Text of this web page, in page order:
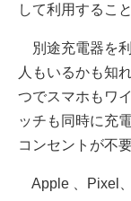
して利用するこ
別途充電器を
人もいるかも知
つでスマホもワ
ッチも同時に充
コンセントが不
Apple 、Pixel